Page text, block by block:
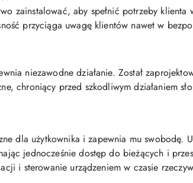
zainstalować, aby spełnić potrzeby
przyciąga uwagę klientów nawet w
niezawodne działanie. Został
chroniący przed szkodliwym działaniem
dla użytkownika i zapewnia mu swobodę.
jednocześnie dostęp do bieżących i
i sterowanie urządzeniem w czasie